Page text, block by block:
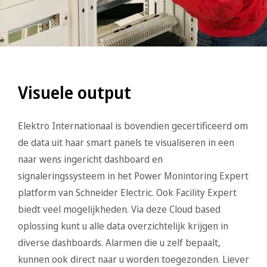
Visuele output
Elektro Internationaal is bovendien gecertificeerd om
de data uit haar smart panels te visualiseren in een
naar wens ingericht dashboard en
signaleringssysteem in het Power Monintoring Expert
platform van Schneider Electric. Ook Facility Expert
biedt veel mogelijkheden. Via deze Cloud based
oplossing kunt u alle data overzichtelijk krijgen in
diverse dashboards. Alarmen die u zelf bepaalt,
kunnen ook direct naar u worden toegezonden. Liever